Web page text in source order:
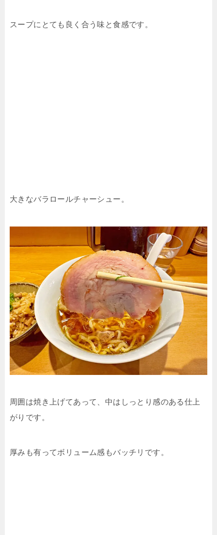
スープにとても良く合う味と食感です。
大きなバラロールチャーシュー。
周囲は焼き上げてあって、中はしっとり感のある仕上
がりです。
厚みも有ってボリューム感もバッチリです。